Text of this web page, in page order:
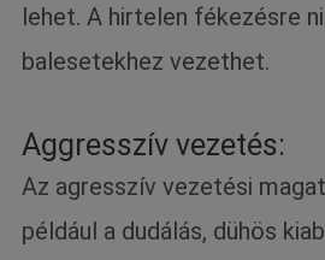
lehet. A hirtelen fékezésre
balesetekhez vezethet.
Aggresszív vezetés:
Az agresszív vezetési
például a dudálás, dühös